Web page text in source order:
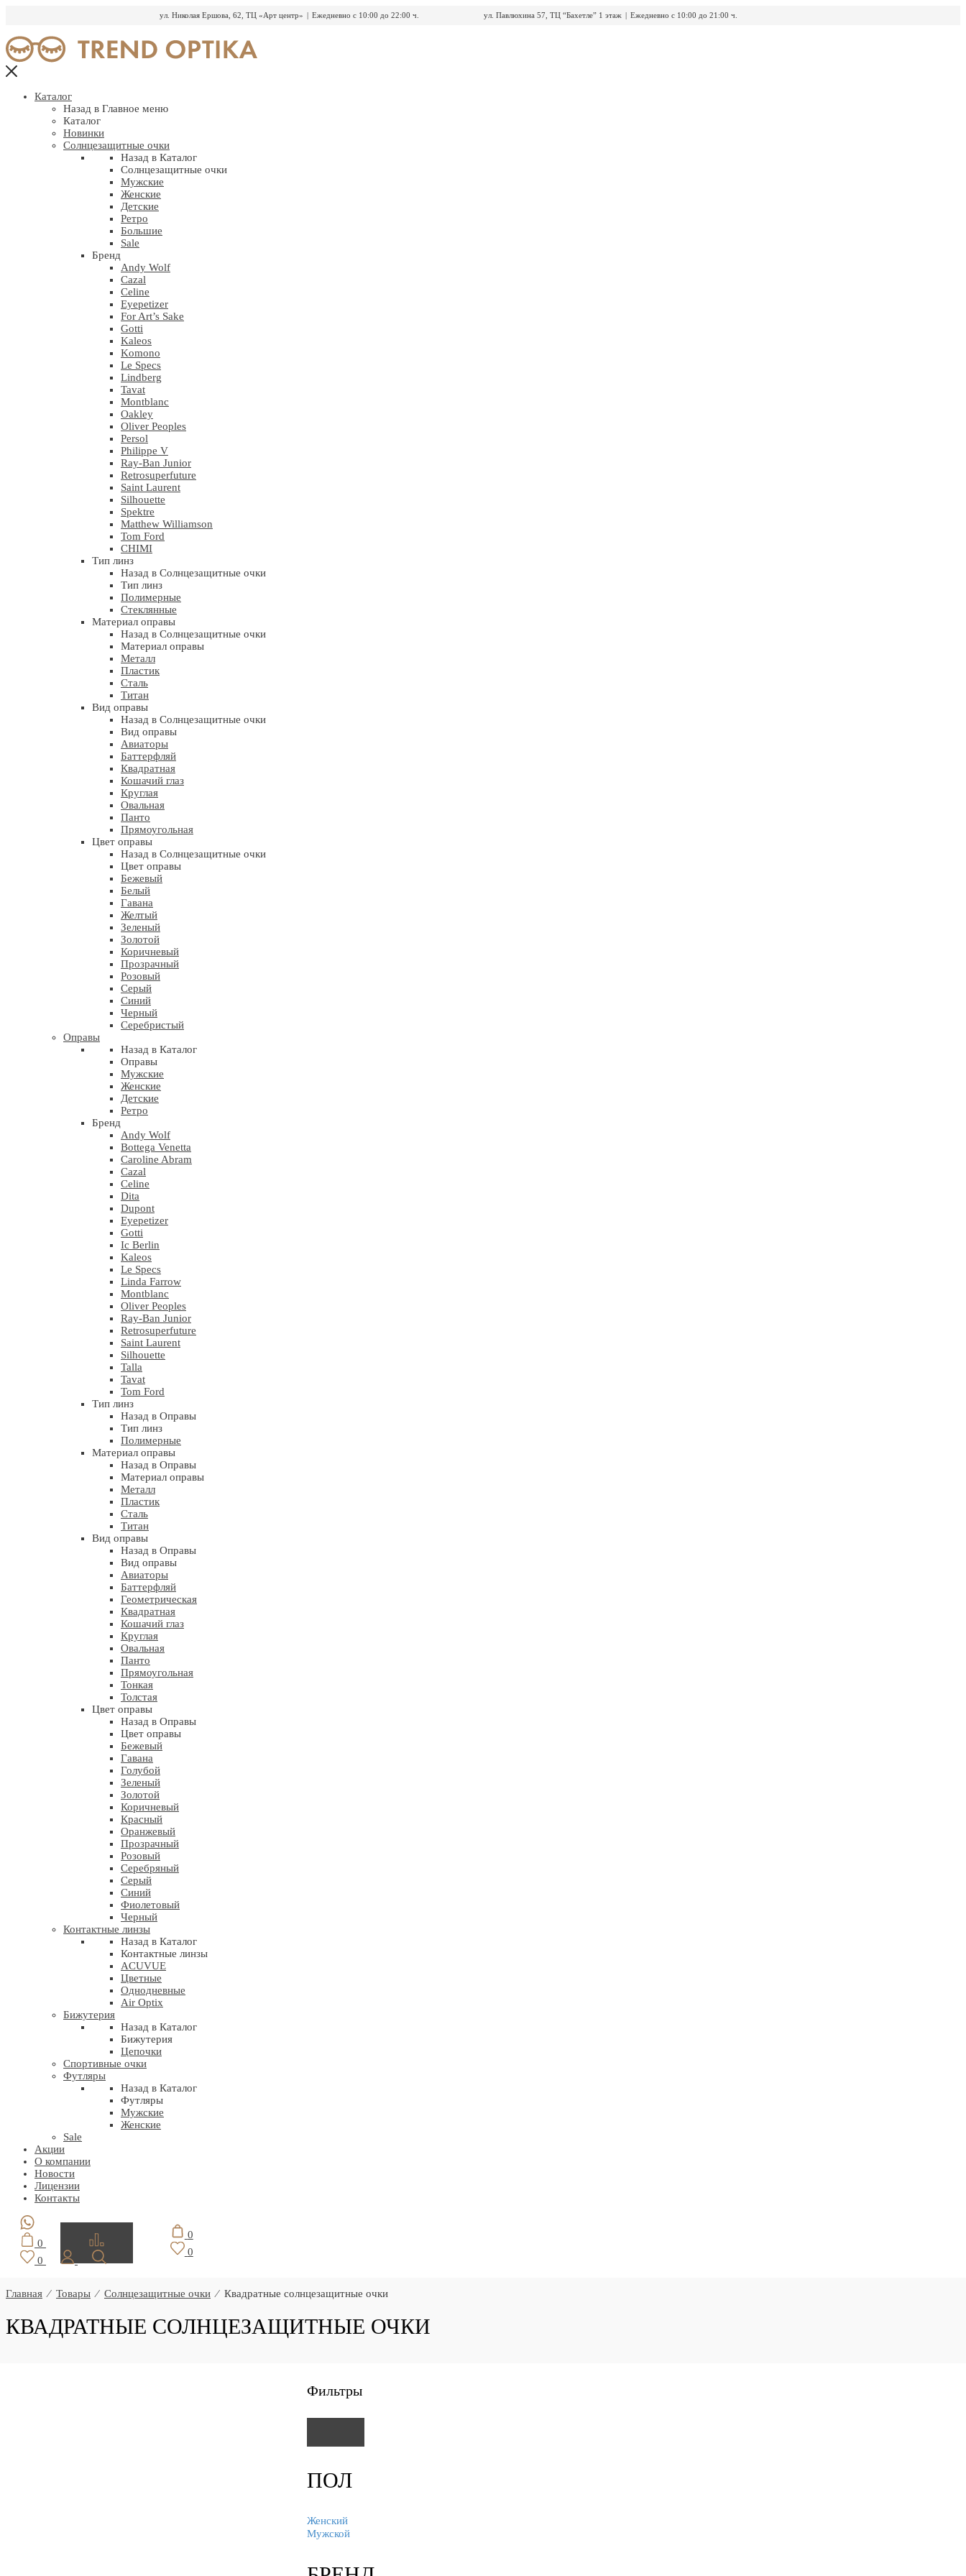
ул. Николая Ершова, 62, ТЦ «Арт центр» | Ежедневно с 10:00 до 22:00 ч. ул. Павлюхина 57, ТЦ “Бахетле” 1 этаж | Ежедневно с 10:00 до 21:00 ч.
к
содержимому
Каталог
Назад в Главное меню
Каталог
Новинки
Солнцезащитные очки
Назад в Каталог
Солнцезащитные очки
Мужские
Женские
Детские
Ретро
Большие
Sale
Бренд
Andy Wolf
Cazal
Celine
Eyepetizer
For Art’s Sake
Gotti
Kaleos
Komono
Le Specs
Lindberg
Tavat
Montblanc
Oakley
Oliver Peoples
Persol
Philippe V
Ray-Ban Junior
Retrosuperfuture
Saint Laurent
Silhouette
Spektre
Matthew Williamson
Tom Ford
CHIMI
Тип линз
Назад в Солнцезащитные очки
Тип линз
Полимерные
Стеклянные
Материал оправы
Назад в Солнцезащитные очки
Материал оправы
Металл
Пластик
Сталь
Титан
Вид оправы
Назад в Солнцезащитные очки
Вид оправы
Авиаторы
Баттерфляй
Квадратная
Кошачий глаз
Круглая
Овальная
Панто
Прямоугольная
Цвет оправы
Назад в Солнцезащитные очки
Цвет оправы
Бежевый
Белый
Гавана
Желтый
Зеленый
Золотой
Коричневый
Прозрачный
Розовый
Серый
Синий
Черный
Серебристый
Оправы
Назад в Каталог
Оправы
Мужские
Женские
Детские
Ретро
Бренд
Andy Wolf
Bottega Venetta
Caroline Abram
Cazal
Celine
Dita
Dupont
Eyepetizer
Gotti
Ic Berlin
Kaleos
Le Specs
Linda Farrow
Montblanc
Oliver Peoples
Ray-Ban Junior
Retrosuperfuture
Saint Laurent
Silhouette
Talla
Tavat
Tom Ford
Тип линз
Назад в Оправы
Тип линз
Полимерные
Материал оправы
Назад в Оправы
Материал оправы
Металл
Пластик
Сталь
Титан
Вид оправы
Назад в Оправы
Вид оправы
Авиаторы
Баттерфляй
Геометрическая
Квадратная
Кошачий глаз
Круглая
Овальная
Панто
Прямоугольная
Тонкая
Толстая
Цвет оправы
Назад в Оправы
Цвет оправы
Бежевый
Гавана
Голубой
Зеленый
Золотой
Коричневый
Красный
Оранжевый
Прозрачный
Розовый
Серебряный
Серый
Синий
Фиолетовый
Черный
Контактные линзы
Назад в Каталог
Контактные линзы
ACUVUE
Цветные
Однодневные
Air Optix
Бижутерия
Назад в Каталог
Бижутерия
Цепочки
Спортивные очки
Футляры
Назад в Каталог
Футляры
Мужские
Женские
Sale
Акции
О компании
Новости
Лицензии
Контакты
0
0
0
0
Главная ⁄ Товары ⁄ Солнцезащитные очки ⁄ Квадратные солнцезащитные очки
КВАДРАТНЫЕ СОЛНЦЕЗАЩИТНЫЕ ОЧКИ
Фильтры
ПОЛ
Женский
Мужской